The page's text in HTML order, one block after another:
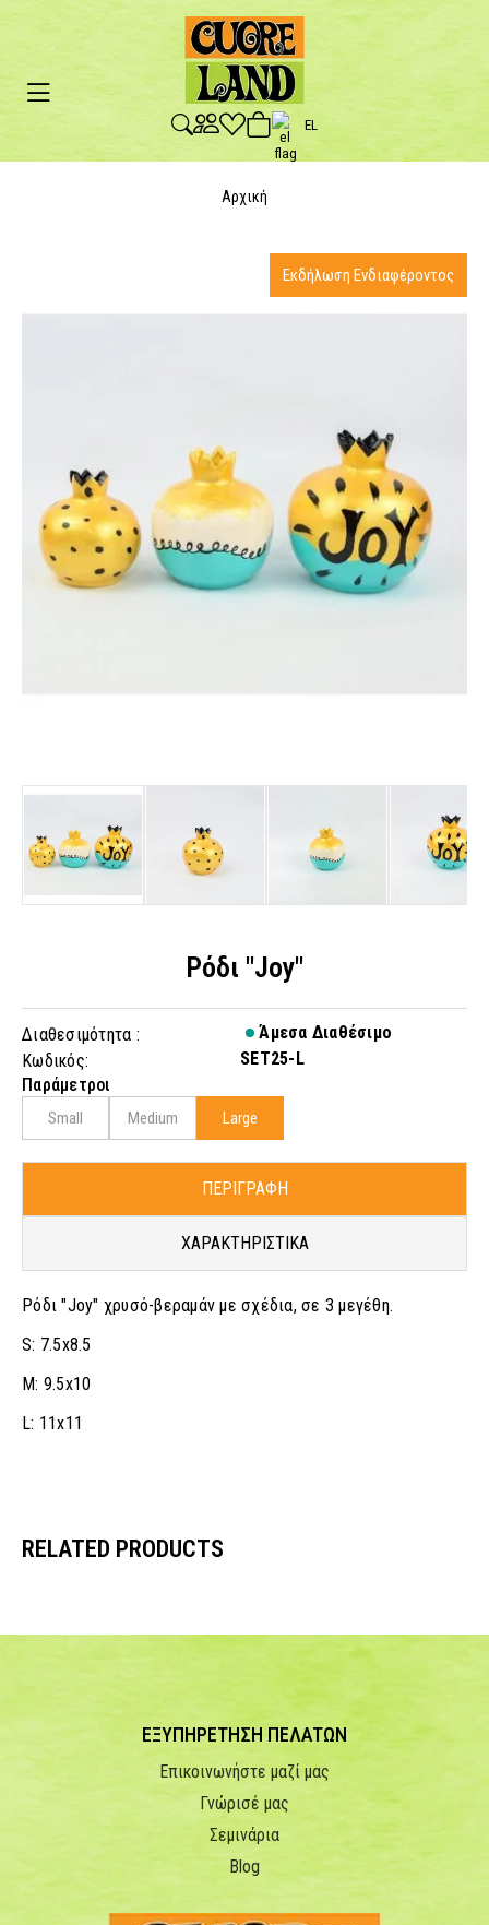
EL
Αρχική
Ρόδι "Joy"
Διαθεσιμότητα :
Άμεσα Διαθέσιμο
Κωδικός:
SET25-L
Παράμετροι
Small Medium Large
ΠΕΡΙΓΡΑΦΗ
ΧΑΡΑΚΤΗΡΙΣΤΙΚΑ
Ρόδι "Joy" χρυσό-βεραμάν με σχέδια, σε 3 μεγέθη.
S: 7.5x8.5
M: 9.5x10
L: 11x11
Εκδήλωση Ενδιαφέροντος
RELATED PRODUCTS
ΕΞΥΠΗΡΕΤΗΣΗ ΠΕΛΑΤΩΝ
Επικοινωνήστε μαζί μας
Γνώρισέ μας
Σεμινάρια
Blog